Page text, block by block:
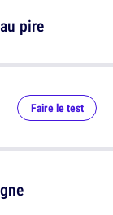
pire
Faire le test